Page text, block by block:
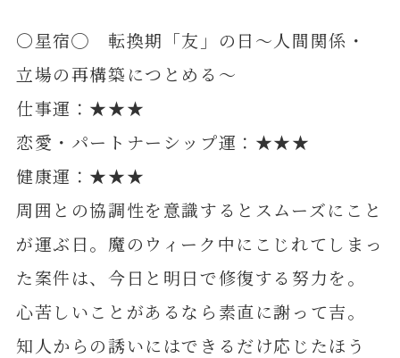
〇星宿◯ 転換期「友」の日～人間関係・
立場の再構築につとめる～
仕事運：★★★
恋愛・パートナーシップ運：★★★
健康運：★★★
周囲との協調性を意識するとスムーズにこと
が運ぶ日。魔のウィーク中にこじれてしまっ
た案件は、今日と明日で修復する努力を。
心苦しいことがあるなら素直に謝って吉。
知人からの誘いにはできるだけ応じたほう